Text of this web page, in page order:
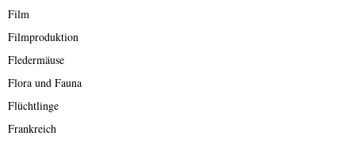
Film
Filmproduktion
Fledermäuse
Flora und Fauna
Flüchtlinge
Frankreich